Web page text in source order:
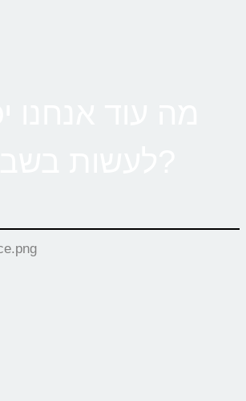
מה עוד אנחנו